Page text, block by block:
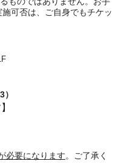
可否は、ご自身でもチケッ
必要になります。ご了承く